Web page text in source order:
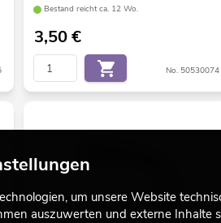
Bestand reicht ca. 12 Wo.
3,50€
No. 50530074
um unsere Website
auszuwerten und externe Inhalte